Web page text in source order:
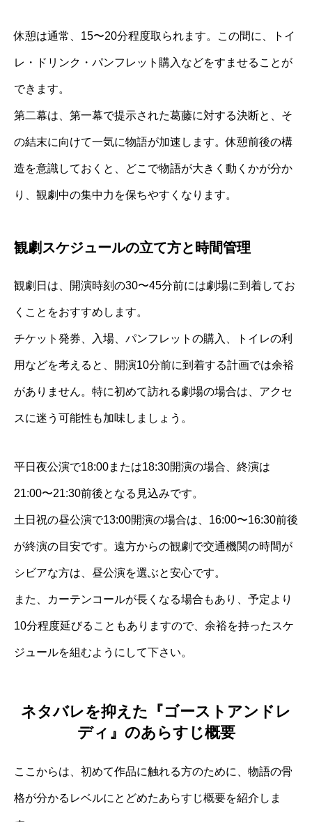
休憩は通常、15〜20分程度取られます。この間に、トイ
レ・ドリンク・パンフレット購入などをすませることが
できます。
第二幕は、第一幕で提示された葛藤に対する決断と、そ
の結末に向けて一気に物語が加速します。休憩前後の構
造を意識しておくと、どこで物語が大きく動くかが分か
り、観劇中の集中力を保ちやすくなります。
観劇スケジュールの立て方と時間管理
観劇日は、開演時刻の30〜45分前には劇場に到着してお
くことをおすすめします。
チケット発券、入場、パンフレットの購入、トイレの利
用などを考えると、開演10分前に到着する計画では余裕
がありません。特に初めて訪れる劇場の場合は、アクセ
スに迷う可能性も加味しましょう。
平日夜公演で18:00または18:30開演の場合、終演は
21:00〜21:30前後となる見込みです。
土日祝の昼公演で13:00開演の場合は、16:00〜16:30前後
が終演の目安です。遠方からの観劇で交通機関の時間が
シビアな方は、昼公演を選ぶと安心です。
また、カーテンコールが長くなる場合もあり、予定より
10分程度延びることもありますので、余裕を持ったスケ
ジュールを組むようにして下さい。
ネタバレを抑えた『ゴーストアンドレ
ディ』のあらすじ概要
ここからは、初めて作品に触れる方のために、物語の骨
格が分かるレベルにとどめたあらすじ概要を紹介しま